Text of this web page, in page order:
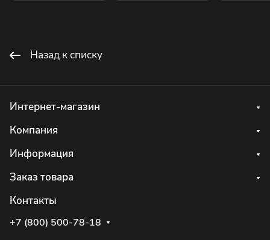
Назад к списку
Интернет-магазин
Компания
Информация
Заказ товара
Контакты
+7 (800) 500-78-18